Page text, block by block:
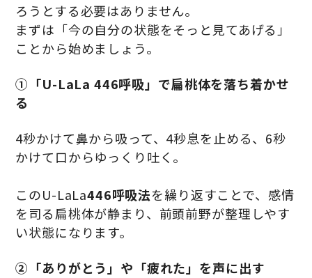
ろうとする必要はありません。
まずは「今の自分の状態をそっと見てあげる」
ことから始めましょう。
①「U-LaLa 446呼吸」で扁桃体を落ち着かせ
る
4秒かけて鼻から吸って、4秒息を止める、6秒
かけて口からゆっくり吐く。
このU-LaLa446呼吸法を繰り返すことで、感情
を司る扁桃体が静まり、前頭前野が整理しやす
い状態になります。
② 「ありがとう」や「疲れた」を声に出す